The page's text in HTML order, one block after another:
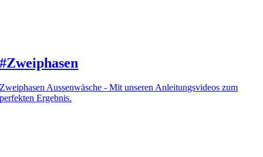
#Zweiphasen
Zweiphasen Aussenwäsche - Mit unseren Anleitungsvideos zum
perfekten Ergebnis.